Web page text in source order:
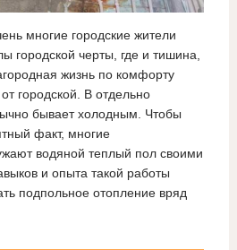
многие городские жители
городской черты, где и тишина,
жизнь по комфорту
городской. В отдельно
бывает холодным. Чтобы
факт, многие
водяной теплый пол своими
и опыта такой работы
подпольное отопление вряд